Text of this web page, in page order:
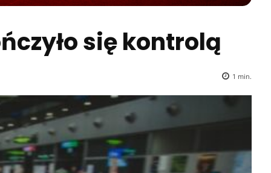
się kontrolą
1 min.